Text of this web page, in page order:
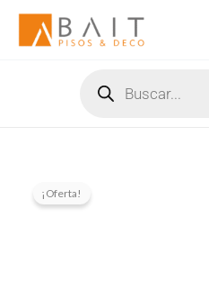
contenido
productos
¡Oferta!